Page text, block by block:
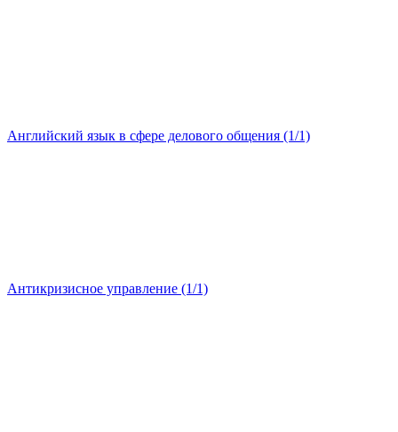
Английский язык в сфере делового общения (1/1)
Антикризисное управление (1/1)